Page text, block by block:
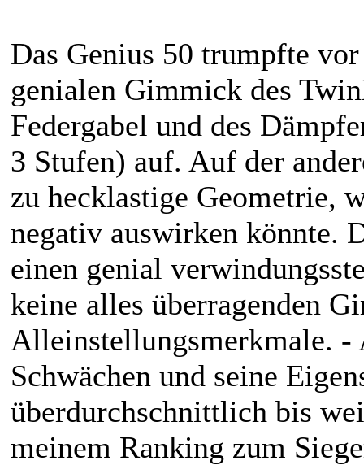
Das Genius 50 trumpfte
genialen Gimmick des
Federgabel und des
3 Stufen) auf. Auf der
zu hecklastige Geometrie,
negativ auswirken könnte.
einen genial
keine alles überragenden
Alleinstellungsmerkmale. -
Schwächen und seine
überdurchschnittlich bis
meinem Ranking zum